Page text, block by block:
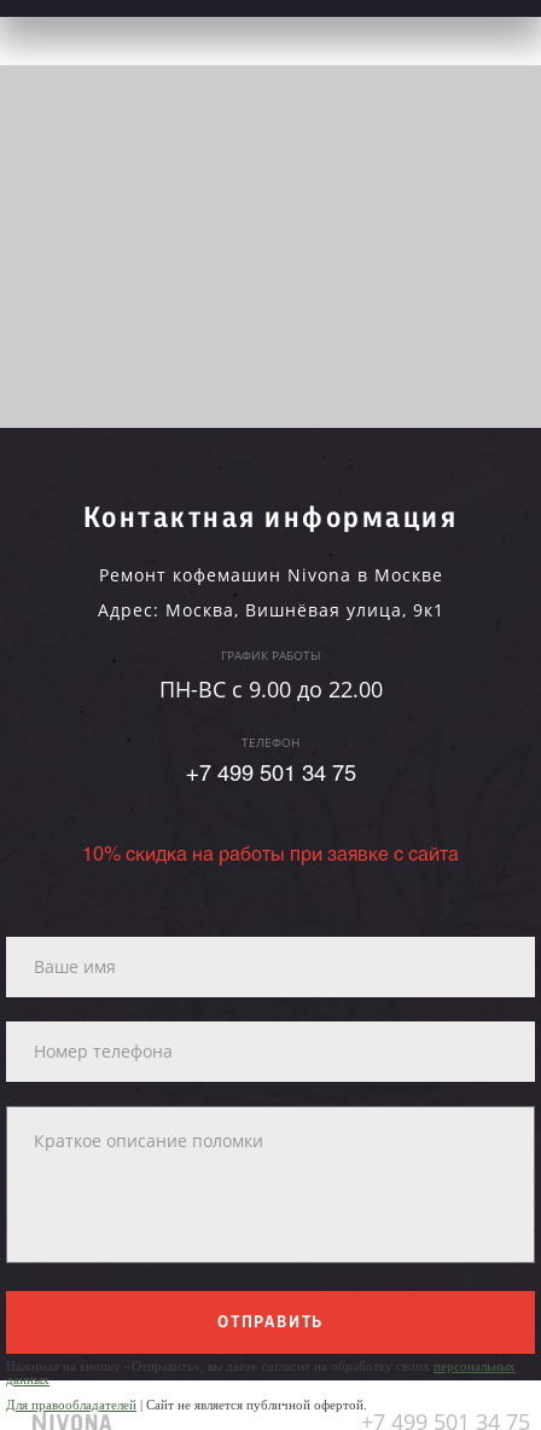
Контактная информация
Ремонт кофемашин Nivona в Москве
Адрес: Москва, Вишнёвая улица, 9к1
ГРАФИК РАБОТЫ
ПН-ВC c 9.00 до 22.00
ТЕЛЕФОН
+7 499 501 34 75
10% скидка на работы при заявке с сайта
ОТПРАВИТЬ
Нажимая на кнопку «Отправить», вы даете согласие на обработку своих персональных
данных
Для правообладателей | Сайт не является публичной офертой.
+7 499 501 34 75